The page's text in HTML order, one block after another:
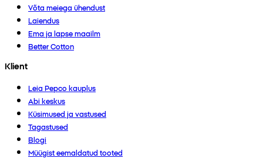
Võta meiega ühendust
Laiendus
Ema ja lapse maailm
Better Cotton
Klient
Leia Pepco kauplus
Abi keskus
Küsimused ja vastused
Tagastused
Blogi
Müügist eemaldatud tooted